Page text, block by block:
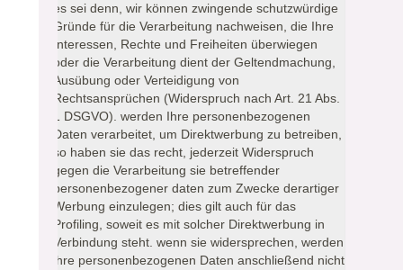
es sei denn, wir können zwingende schutzwürdige
Gründe für die Verarbeitung nachweisen, die Ihre
Interessen, Rechte und Freiheiten überwiegen
oder die Verarbeitung dient der Geltendmachung,
Ausübung oder Verteidigung von
Rechtsansprüchen (Widerspruch nach Art. 21 Abs.
1 DSGVO). werden Ihre personenbezogenen
Daten verarbeitet, um Direktwerbung zu betreiben,
so haben sie das recht, jederzeit Widerspruch
gegen die Verarbeitung sie betreffender
personenbezogener daten zum Zwecke derartiger
Werbung einzulegen; dies gilt auch für das
Profiling, soweit es mit solcher Direktwerbung in
Verbindung steht. wenn sie widersprechen, werden
ihre personenbezogenen Daten anschließend nicht